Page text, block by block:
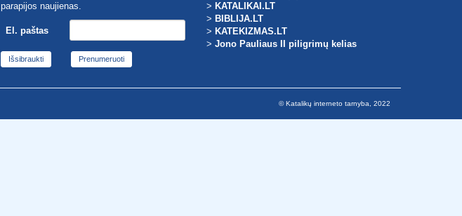
parapijos naujienas.
El. paštas
Išsibraukti
> KATALIKAI.LT
> BIBLIJA.LT
> KATEKIZMAS.LT
> Jono Pauliaus II piligrimų kelias
© Katalikų interneto tarnyba, 2022